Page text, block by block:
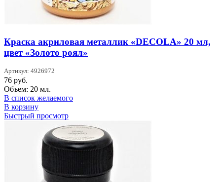
Краска акриловая металлик «DECOLA» 20 мл,
цвет «Золото роял»
Артикул: 4926972
76 руб.
Объем: 20 мл.
В список желаемого
В корзину
Быстрый просмотр